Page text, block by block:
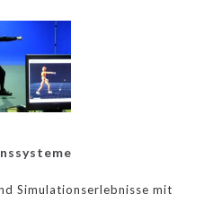
Simulationserlebnisse mit